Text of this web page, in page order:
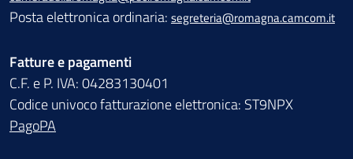
Posta elettronica ordinaria: segreteria@romagna.camcom.it
Fatture e pagamenti
C.F. e P. IVA: 04283130401
Codice univoco fatturazione elettronica: ST9NPX
PagoPA